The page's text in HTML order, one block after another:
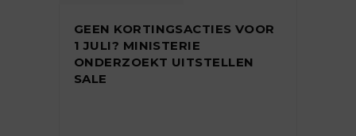
GEEN KORTINGSACTIES VOOR
1 JULI? MINISTERIE
ONDERZOEKT UITSTELLEN
SALE